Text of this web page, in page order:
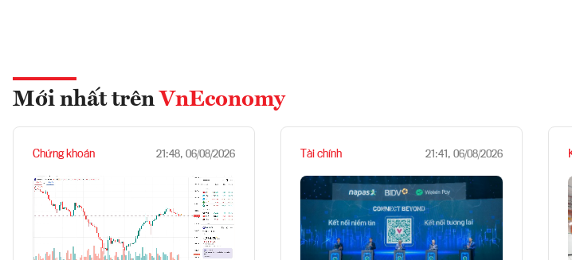
Mới nhất trên VnEconomy
Chứng khoán 21:48, 06/08/2026 Tài chính 21:41, 06/08/2026